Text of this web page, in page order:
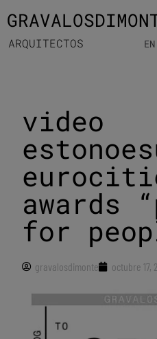
ARQUITECTOS EN
video
awards
for
gravalosdimonte octubre 17,